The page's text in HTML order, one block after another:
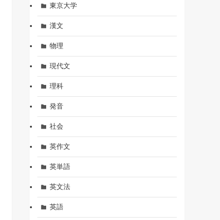
東京大学
漢文
物理
現代文
理科
発音
社会
英作文
英単語
英文法
英語